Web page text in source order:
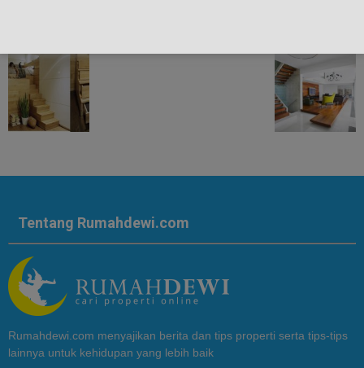
Tentang Rumahdewi.com
Rumahdewi.com menyajikan berita dan tips properti serta tips-tips
lainnya untuk kehidupan yang lebih baik